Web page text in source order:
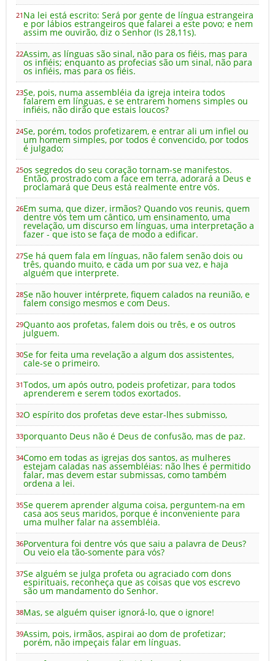
21 Na lei está escrito: Será por gente de língua estrangeira
e por lábios estrangeiros que falarei a este povo; e nem
assim me ouvirão, diz o Senhor (Is 28,11s).
22Assim, as línguas são sinal, não para os fiéis, mas para
os infiéis; enquanto as profecias são um sinal, não para
os infiéis, mas para os fiéis.
23Se, pois, numa assembléia da igreja inteira todos
falarem em línguas, e se entrarem homens simples ou
infiéis, não dirão que estais loucos?
24Se, porém, todos profetizarem, e entrar ali um infiel ou
um homem simples, por todos é convencido, por todos
é julgado;
25os segredos do seu coração tornam-se manifestos.
Então, prostrado com a face em terra, adorará a Deus e
proclamará que Deus está realmente entre vós.
26Em suma, que dizer, irmãos? Quando vos reunis, quem
dentre vós tem um cântico, um ensinamento, uma
revelação, um discurso em línguas, uma interpretação a
fazer - que isto se faça de modo a edificar.
27Se há quem fala em línguas, não falem senão dois ou
três, quando muito, e cada um por sua vez, e haja
alguém que interprete.
28Se não houver intérprete, fiquem calados na reunião, e
falem consigo mesmos e com Deus.
29Quanto aos profetas, falem dois ou três, e os outros
julguem.
30Se for feita uma revelação a algum dos assistentes,
cale-se o primeiro.
31Todos, um após outro, podeis profetizar, para todos
aprenderem e serem todos exortados.
32O espírito dos profetas deve estar-lhes submisso,
33porquanto Deus não é Deus de confusão, mas de paz.
34Como em todas as igrejas dos santos, as mulheres
estejam caladas nas assembléias: não lhes é permitido
falar, mas devem estar submissas, como também
ordena a lei.
35Se querem aprender alguma coisa, perguntem-na em
casa aos seus maridos, porque é inconveniente para
uma mulher falar na assembléia.
36Porventura foi dentre vós que saiu a palavra de Deus?
Ou veio ela tão-somente para vós?
37Se alguém se julga profeta ou agraciado com dons
espirituais, reconheça que as coisas que vos escrevo
são um mandamento do Senhor.
38Mas, se alguém quiser ignorá-lo, que o ignore!
39Assim, pois, irmãos, aspirai ao dom de profetizar;
porém, não impeçais falar em línguas.